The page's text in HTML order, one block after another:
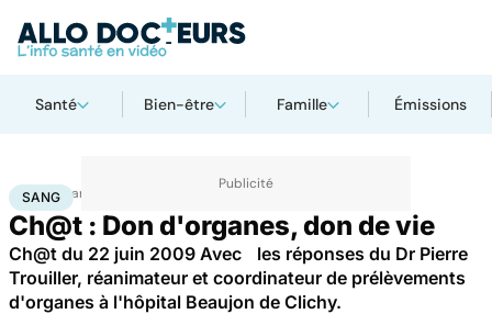
Santé Bien-être Famille Émissions
Accueil Santé
SANG
Ch@t : Don d'organes, don de vie
Ch@t du 22 juin 2009 Avec les réponses du Dr Pierre
Trouiller, réanimateur et coordinateur de prélèvements
d'organes à l'hôpital Beaujon de Clichy.